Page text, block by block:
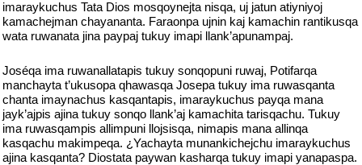
imaraykuchus Tata Dios mosqoynejta nisqa, uj jatun atiyniyoj
kamachejman chayananta. Faraonpa ujnin kaj kamachin rantikusqa
wata ruwanata jina paypaj tukuy imapi llank’apunampaj.
Joséqa ima ruwanallatapis tukuy sonqopuni ruwaj, Potifarqa
manchayta t’ukusopa qhawasqa Josepa tukuy ima ruwasqanta
chanta imaynachus kasqantapis, imaraykuchus payqa mana
jayk’ajpis ajina tukuy sonqo llank’aj kamachita tarisqachu. Tukuy
ima ruwasqampis allimpuni llojsisqa, nimapis mana allinqa
kasqachu makimpeqa. ¿Yachayta munankichejchu imaraykuchus
ajina kasqanta? Diostata paywan kasharqa tukuy imapi yanapaspa.